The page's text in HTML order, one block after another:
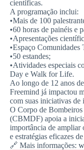
científicas.
A programação inclui:
•Mais de 100
•60 horas de painéis e
•Apresentações
•Espaço Comunidades
•50 estandes;
•Atividades especiais
Day e Walk for Life.
Ao longo de 12 anos
Freemind já impactou
com suas iniciativas de
O Corpo de
(CBMDF) apoia a
importância de ampliar
e estratégias eficazes
🔗 Mais informações: